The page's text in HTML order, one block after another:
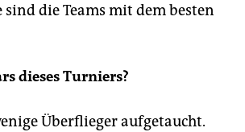
sind die Teams mit dem besten
dieses Turniers?
Überflieger aufgetaucht.